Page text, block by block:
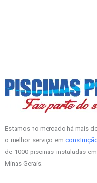
Estamos no mercado há mais
o melhor serviço em
de 1000 piscinas instaladas
Minas Gerais.